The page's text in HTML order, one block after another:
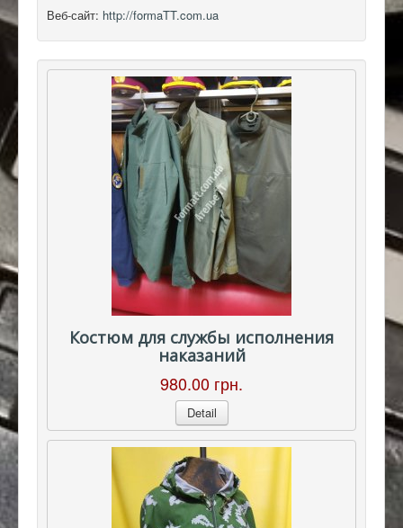
Веб-сайт: http://formaTT.com.ua
Костюм для службы исполнения
наказаний
980.00 грн.
Detail